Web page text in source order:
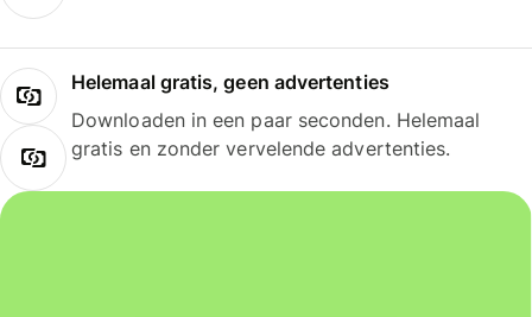
Helemaal gratis, geen advertenties
Downloaden in een paar seconden. Helemaal
gratis en zonder vervelende advertenties.